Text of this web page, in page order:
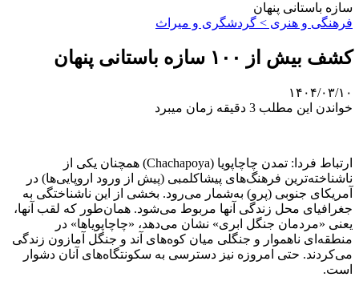
سازه باستانی پنهان
فرهنگی و هنری > گردشگری و میراث
کشف بیش از ۱۰۰ سازه باستانی پنهان
۱۴۰۴/۰۳/۱۰
خواندن این مطلب 3 دقیقه زمان میبرد
ارتباط فردا: تمدن چاچاپویا (Chachapoya) همچنان یکی از
ناشناخته‌ترین فرهنگ‌های پیشاکلمبی (پیش از ورود اروپایی‌ها) در
آمریکای جنوبی (پرو) به‌شمار می‌رود. بخشی از این ناشناختگی به
جغرافیای محل زندگی آنها مربوط می‌شود. همان‌طور که لقب آنها،
یعنی «مردمان جنگل ابری» نشان می‌دهد، «چاچاپویاها» در
منطقه‌ای ناهموار و جنگلی میان کوه‌های آند و جنگل آمازون زندگی
می‌کردند. حتی امروزه نیز دسترسی به سکونتگاه‌های آنان دشوار
است.